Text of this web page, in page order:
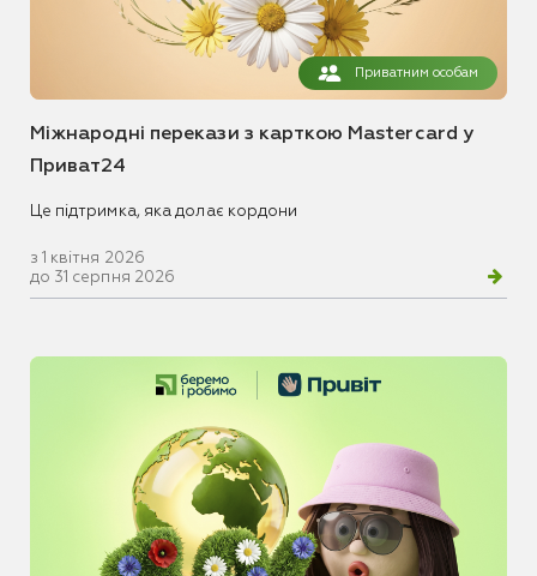
Приватним особам
Міжнародні перекази з карткою Mastercard у
Приват24
Це підтримка, яка долає кордони
з 1 квітня 2026
до 31 серпня 2026